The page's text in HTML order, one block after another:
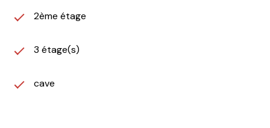
2ème étage
3 étage(s)
cave